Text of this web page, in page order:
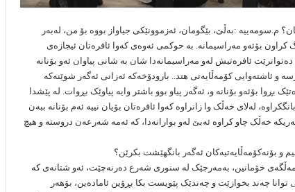
م.سومەییە :بەڵێ، بێگومان، ئەزموونێکی جیاواز بووە بۆ من، لەبەر
کراون بۆئەو مەراسیمانە. بە حوکمی ئەوەی کەوا ئافرەتان ئیجازەی
دەتوانرێت ئافرەتیش لەو مەراسیمانەدا شان بە شانی پیاوان ئەو بۆنانە
و ئاشتەوایی کۆمەڵایەتی هتد.. بارودۆخەکە ئەزانی ئەگەر شوێنەکە
بڕوا بۆئەو بۆنانە و، ئەگەر پیاو بوو باشتر وایە پیاوێک بڕوات. لە پێشدا
لەلای خەڵک وا زانراوە کەوا ئافرەتان بۆیان نییە ئەم بۆنانە ببەن
خەڵک چاو کراوە ئەبێ لەو بوارانەدا، کە ئەمە شەرعەن دروستە و هیچ
و بۆنەکۆمەڵایەتیەکان ئەگەر بانگهێشت بکرێن؟
خۆمانین، بەمەرجێک لە سنوری شەرع دەرنەچێت، ئەو شتانەی کە
چەند بخوازێت و چەندێک پێویست بکا بڕۆین ئامادەین، بۆهەر